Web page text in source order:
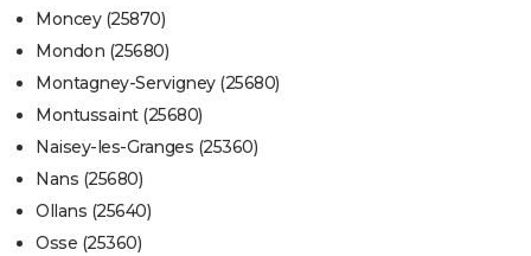
Moncey (25870)
Mondon (25680)
Montagney-Servigney (25680)
Montussaint (25680)
Naisey-les-Granges (25360)
Nans (25680)
Ollans (25640)
Osse (25360)